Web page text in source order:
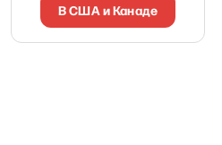
В США и Канаде